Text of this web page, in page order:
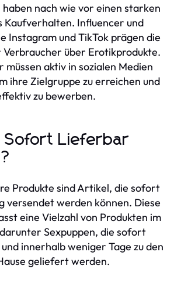
haben nach wie vor einen starken
Kaufverhalten. Influencer und
Instagram und TikTok prägen die
Verbraucher über Erotikprodukte.
aktiv in sozialen Medien
ihre Zielgruppe zu erreichen und
zu bewerben.
Sofort Lieferbar
Produkte sind Artikel, die sofort
versendet werden können. Diese
eine Vielzahl von Produkten im
Sexpuppen, die sofort
innerhalb weniger Tage zu den
geliefert werden.